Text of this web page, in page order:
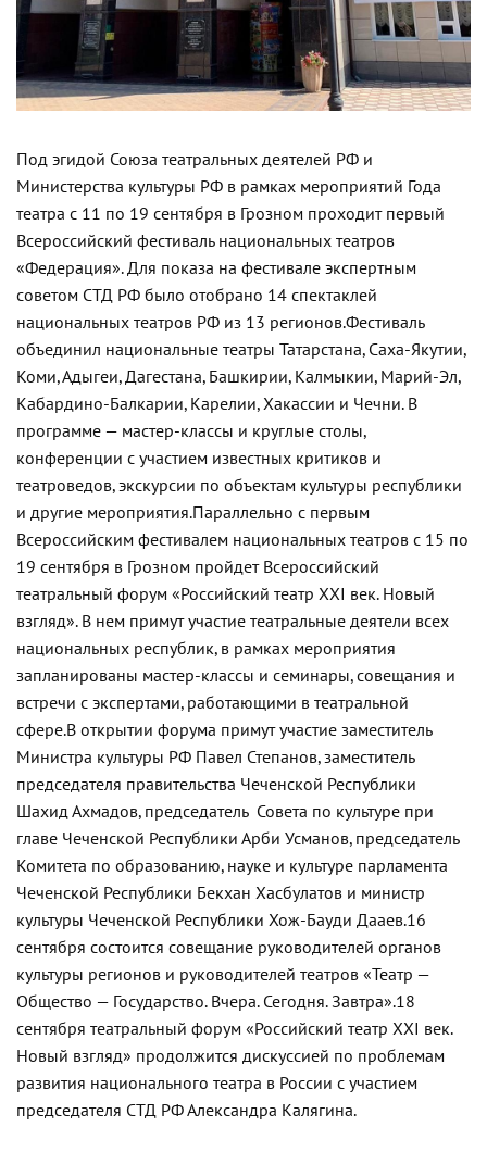
Под эгидой Союза театральных деятелей РФ и
Министерства культуры РФ в рамках мероприятий Года
театра с 11 по 19 сентября в Грозном проходит первый
Всероссийский фестиваль национальных театров
«Федерация». Для показа на фестивале экспертным
советом СТД РФ было отобрано 14 спектаклей
национальных театров РФ из 13 регионов.Фестиваль
объединил национальные театры Татарстана, Саха-Якутии,
Коми, Адыгеи, Дагестана, Башкирии, Калмыкии, Марий-Эл,
Кабардино-Балкарии, Карелии, Хакассии и Чечни. В
программе — мастер-классы и круглые столы,
конференции с участием известных критиков и
театроведов, экскурсии по объектам культуры республики
и другие мероприятия.Параллельно с первым
Всероссийским фестивалем национальных театров с 15 по
19 сентября в Грозном пройдет Всероссийский
театральный форум «Российский театр XXI век. Новый
взгляд». В нем примут участие театральные деятели всех
национальных республик, в рамках мероприятия
запланированы мастер-классы и семинары, совещания и
встречи с экспертами, работающими в театральной
сфере.В открытии форума примут участие заместитель
Министра культуры РФ Павел Степанов, заместитель
председателя правительства Чеченской Республики
Шахид Ахмадов, председатель Совета по культуре при
главе Чеченской Республики Арби Усманов, председатель
Комитета по образованию, науке и культуре парламента
Чеченской Республики Бекхан Хасбулатов и министр
культуры Чеченской Республики Хож-Бауди Дааев.16
сентября состоится совещание руководителей органов
культуры регионов и руководителей театров «Театр —
Общество — Государство. Вчера. Сегодня. Завтра».18
сентября театральный форум «Российский театр XXI век.
Новый взгляд» продолжится дискуссией по проблемам
развития национального театра в России с участием
председателя СТД РФ Александра Калягина.